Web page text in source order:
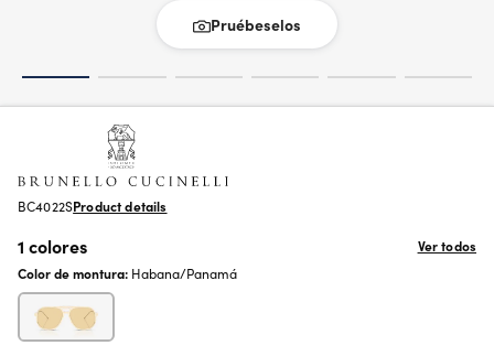
Pruébeselos
BC4022SProduct details
1 colores
Ver todos
Color de montura: Habana/Panamá